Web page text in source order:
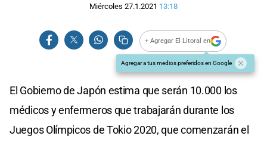
Miércoles 27.1.2021 13:18
+ Agregar El Litoral en
Agregar a tus medios preferidos en Google
El Gobierno de Japón estima que serán 10.000 los
médicos y enfermeros que trabajarán durante los
Juegos Olímpicos de Tokio 2020, que comenzarán el